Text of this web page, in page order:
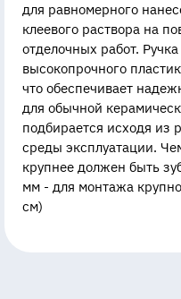
для равномерного
клеевого раствора на
отделочных работ.
высокопрочного
что обеспечивает
для обычной
подбирается исходя из
среды эксплуатации.
крупнее должен быть
мм - для монтажа
см)